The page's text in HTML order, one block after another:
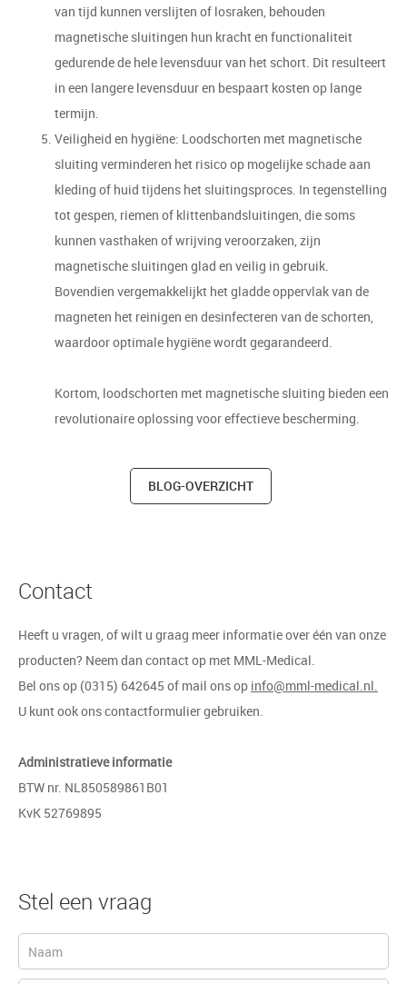
van tijd kunnen verslijten of losraken, behouden
magnetische sluitingen hun kracht en functionaliteit
gedurende de hele levensduur van het schort. Dit resulteert
in een langere levensduur en bespaart kosten op lange
termijn.
Veiligheid en hygiëne: Loodschorten met magnetische
sluiting verminderen het risico op mogelijke schade aan
kleding of huid tijdens het sluitingsproces. In tegenstelling
tot gespen, riemen of klittenbandsluitingen, die soms
kunnen vasthaken of wrijving veroorzaken, zijn
magnetische sluitingen glad en veilig in gebruik.
Bovendien vergemakkelijkt het gladde oppervlak van de
magneten het reinigen en desinfecteren van de schorten,
waardoor optimale hygiëne wordt gegarandeerd.
Kortom, loodschorten met magnetische sluiting bieden een
revolutionaire oplossing voor effectieve bescherming.
BLOG-OVERZICHT
Contact
Heeft u vragen, of wilt u graag meer informatie over één van onze
producten? Neem dan contact op met MML-Medical.
Bel ons op (0315) 642645 of mail ons op info@mml-medical.nl.
U kunt ook ons contactformulier gebruiken.
Administratieve informatie
BTW nr. NL850589861B01
KvK 52769895
Stel een vraag